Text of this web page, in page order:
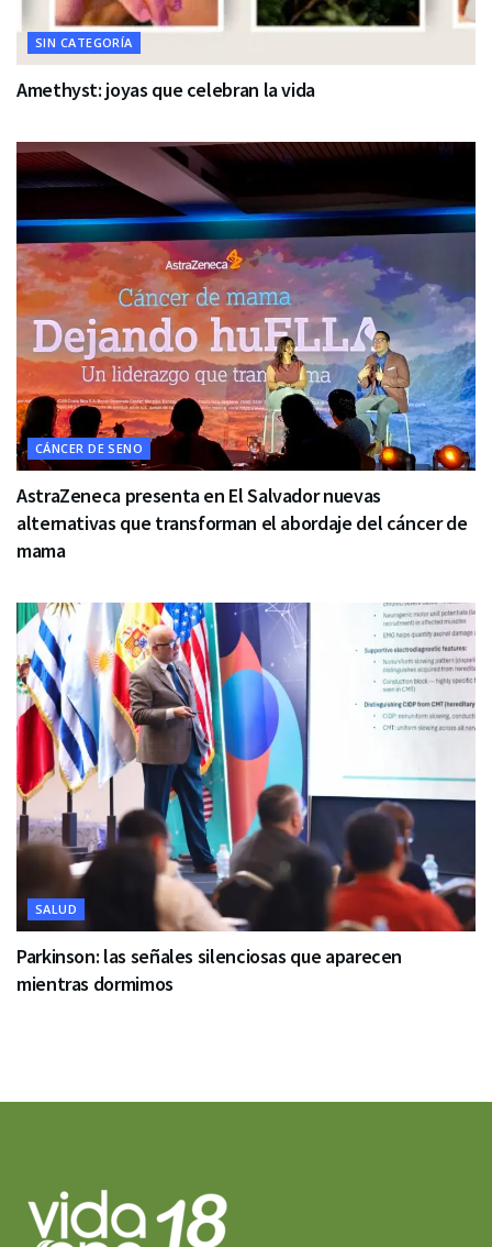
SIN CATEGORÍA
Amethyst: joyas que celebran la vida
CÁNCER DE SENO
AstraZeneca presenta en El Salvador nuevas
alternativas que transforman el abordaje del cáncer de
mama
SALUD
Parkinson: las señales silenciosas que aparecen
mientras dormimos